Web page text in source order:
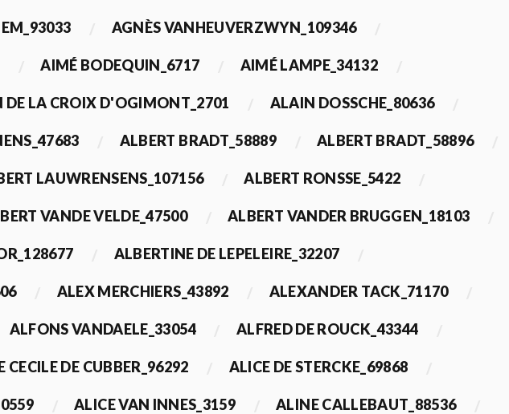
AGNÈS VANHEUVERZWYN_109346
AIMÉ BODEQUIN_6717 AIMÉ LAMPE_34132
DE LA CROIX D'OGIMONT_2701 ALAIN DOSSCHE_80636
ALBERT BRADT_58889 ALBERT BRADT_58896
LAUWRENSENS_107156 ALBERT RONSSE_5422
VANDE VELDE_47500 ALBERT VANDER BRUGGEN_18103
ALBERTINE DE LEPELEIRE_32207
ALEX MERCHIERS_43892 ALEXANDER TACK_71170
ALFONS VANDAELE_33054 ALFRED DE ROUCK_43344
CECILE DE CUBBER_96292 ALICE DE STERCKE_69868
ALICE VAN INNES_3159 ALINE CALLEBAUT_88536